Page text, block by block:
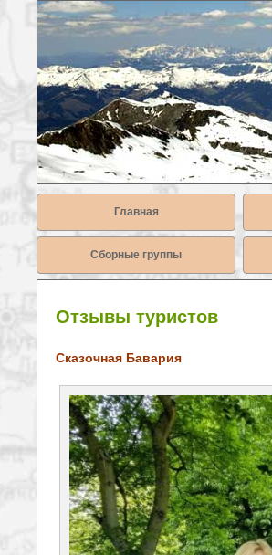
Главная
Сборные группы
Отзывы туристов
Сказочная Бавария